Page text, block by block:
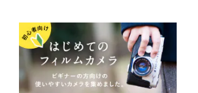
その他